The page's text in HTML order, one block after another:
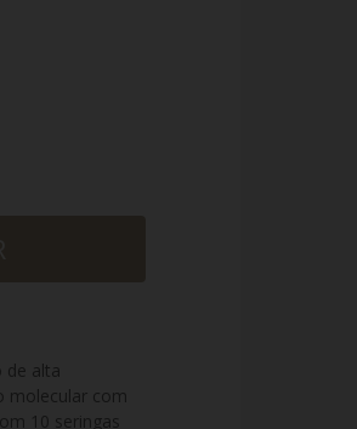
de alta
molecular com
10 seringas